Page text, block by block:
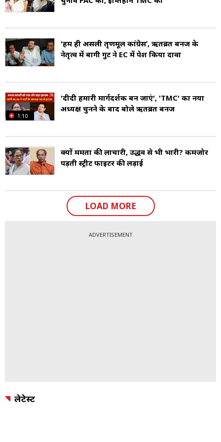
'हम ही असली तृणमूल कांग्रेस’, ऋतब्रत बनर्जी के
नेतृत्व में बागी गुट ने EC में पेश किया दावा
1:10
'दीदी हमारी मार्गदर्शक बन जाएं', 'TMC' का नया
अध्यक्ष चुनने के बाद बोले ऋतब्रत बनर्जी
क्यों ममता की लाचारी, उद्धव से भी भारी? कमजोर
पड़ती स्ट्रीट फाइटर की लड़ाई
LOAD MORE
ADVERTISEMENT
लेटेस्ट